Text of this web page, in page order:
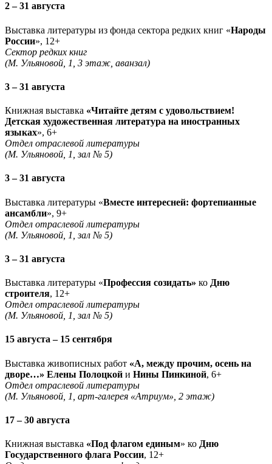
2 – 31 августа
Выставка литературы из фонда сектора редких книг «Народы
России», 12+
Сектор редких книг
(М. Ульяновой, 1, 3 этаж, аванзал)
3 – 31 августа
Книжная выставка «Читайте детям с удовольствием!
Детская художественная литература на иностранных
языках», 6+
Отдел отраслевой литературы
(М. Ульяновой, 1, зал № 5)
3 – 31 августа
Выставка литературы «Вместе интересней: фортепианные
ансамбли», 9+
Отдел отраслевой литературы
(М. Ульяновой, 1, зал № 5)
3 – 31 августа
Выставка литературы «Профессия созидать» ко Дню
строителя, 12+
Отдел отраслевой литературы
(М. Ульяновой, 1, зал № 5)
15 августа – 15 сентября
Выставка живописных работ «А, между прочим, осень на
дворе…» Елены Полоцкой и Нины Пинкиной, 6+
Отдел отраслевой литературы
(М. Ульяновой, 1, арт-галерея «Атриум», 2 этаж)
17 – 30 августа
Книжная выставка «Под флагом единым» ко Дню
Государственного флага России, 12+